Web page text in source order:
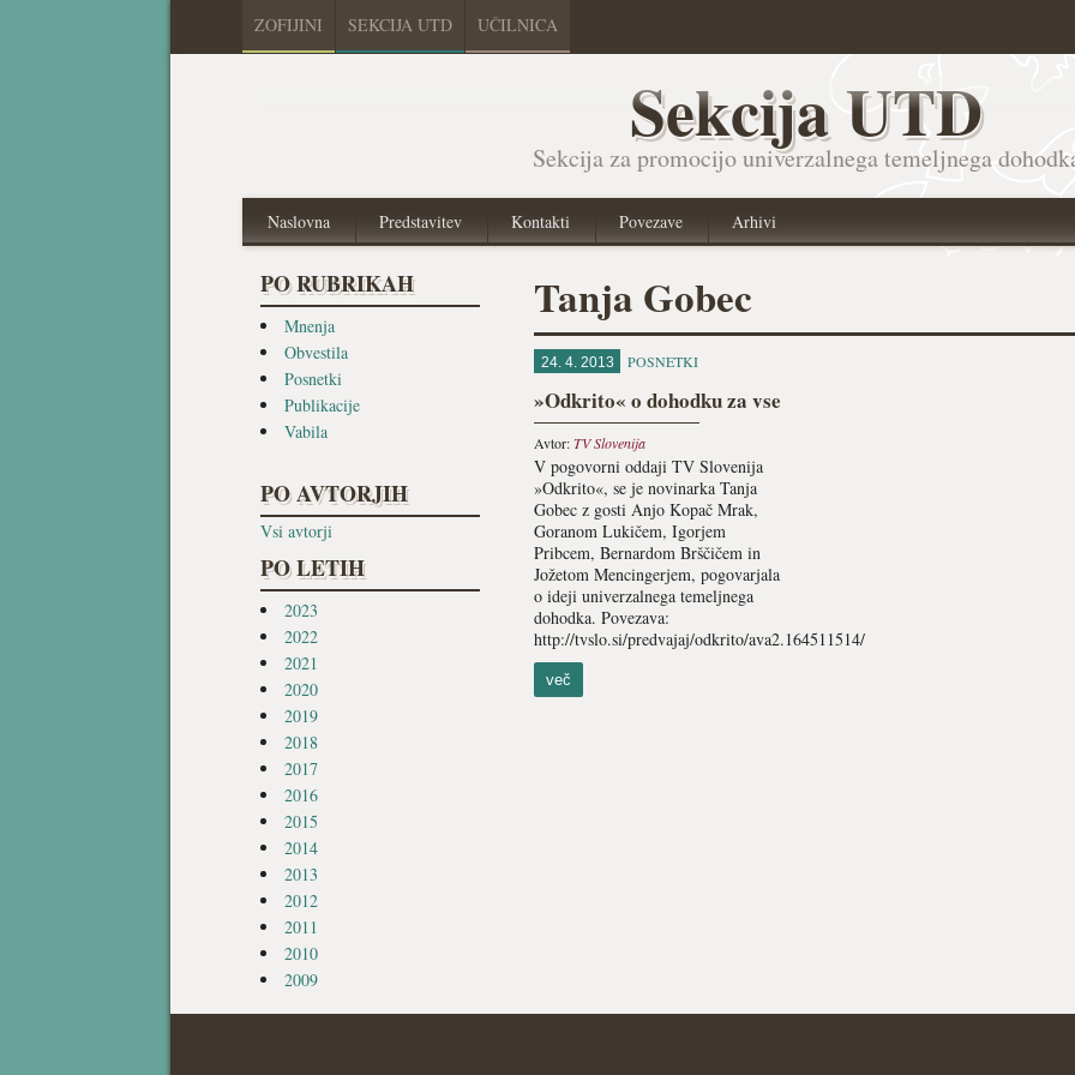
ZOFIJINI SEKCIJA UTD UČILNICA
Sekcija UTD
Sekcija za promocijo univerzalnega temeljnega
Naslovna Predstavitev Kontakti Povezave Arhivi
PO RUBRIKAH
Mnenja
Obvestila
Posnetki
Publikacije
Vabila
PO AVTORJIH
Vsi avtorji
PO LETIH
2023
2022
2021
2020
2019
2018
2017
2016
2015
2014
2013
2012
2011
2010
2009
Tanja Gobec
24. 4. 2013 POSNETKI
»Odkrito« o dohodku za vse
Avtor:TV Slovenija
V pogovorni oddaji TV Slovenija
»Odkrito«, se je novinarka Tanja
Gobec z gosti Anjo Kopač Mrak,
Goranom Lukičem, Igorjem
Pribcem, Bernardom Brščičem in
Jožetom Mencingerjem, pogovarjala
o ideji univerzalnega temeljnega
dohodka. Povezava:
http://tvslo.si/predvajaj/odkrito/ava2.164511514/
več